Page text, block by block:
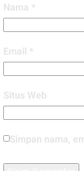
Nama *
Email *
Situs Web
Simpan nama,